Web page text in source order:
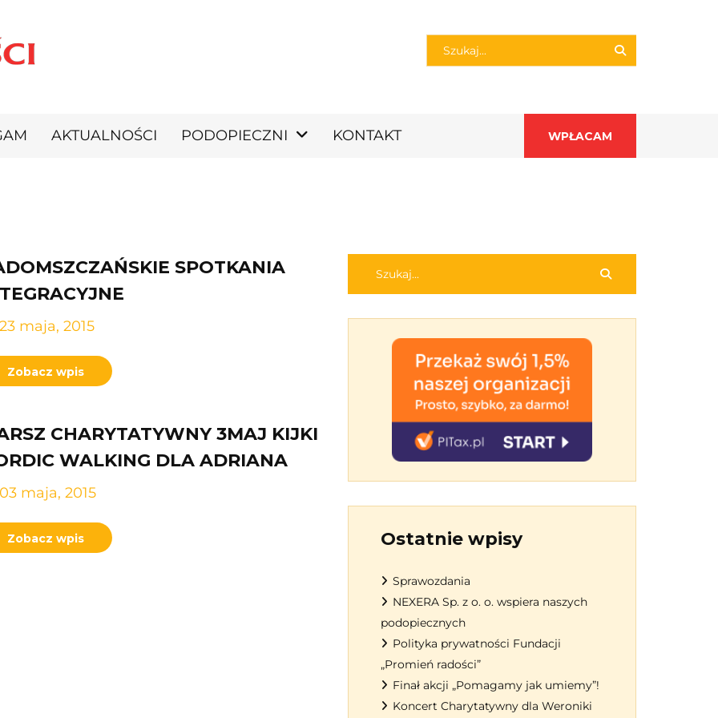
WPŁACAM
AKTUALNOŚCI PODOPIECZNI KONTAKT
SPOTKANIA
maja, 2015
Zobacz wpis
CHARYTATYWNY 3MAJ KIJKI
WALKING DLA ADRIANA
maja, 2015
Zobacz wpis Ostatnie wpisy
Sprawozdania
NEXERA Sp. z o. o. wspiera naszych
podopiecznych
Polityka prywatności Fundacji
„Promień radości”
Finał akcji „Pomagamy jak umiemy”!
Koncert Charytatywny dla Weroniki